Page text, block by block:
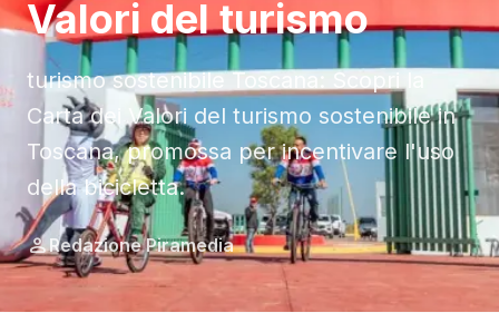
Valori del turismo
turismo sostenibile Toscana: Scopri la
Carta dei Valori del turismo sostenibile in
Toscana, promossa per incentivare l'uso
della bicicletta.
Redazione Piramedia